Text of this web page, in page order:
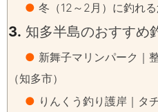
● 冬（12～2月）に釣れ
3. 知多半島のおすすめ
● 新舞子マリンパーク｜
（知多市）
● りんくう釣り護岸｜タ